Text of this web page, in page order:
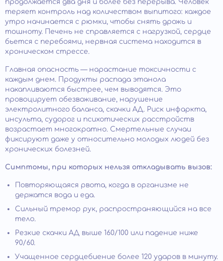
продолжается два дня и более без перерыва. Человек
теряет контроль над количеством выпитого: каждое
утро начинается с рюмки, чтобы снять дрожь и
тошноту. Печень не справляется с нагрузкой, сердце
бьется с перебоями, нервная система находится в
хроническом стрессе.
Главная опасность — нарастание токсичности с
каждым днем. Продукты распада этанола
накапливаются быстрее, чем выводятся. Это
провоцирует обезвоживание, нарушение
электролитного баланса, скачки АД. Риск инфаркта,
инсульта, судорог и психотических расстройств
возрастает многократно. Смертельные случаи
фиксируют даже у относительно молодых людей без
хронических болезней.
Симптомы, при которых нельзя откладывать вызов:
Повторяющаяся рвота, когда в организме не
держатся вода и еда.
Сильный тремор рук, распространяющийся на все
тело.
Резкие скачки АД выше 160/100 или падение ниже
90/60.
Учащенное сердцебиение более 120 ударов в минуту.